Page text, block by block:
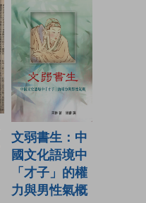
文弱書生：中
國文化語境中
「才子」的權
力與男性氣概